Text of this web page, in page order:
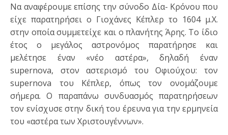
Να αναφέρουμε επίσης την σύνοδο Δία- Κρόνου που
είχε παρατηρήσει ο Γιοχάνες Κέπλερ το 1604 μ.Χ.
στην οποία συμμετείχε και ο πλανήτης Άρης. Το ίδιο
έτος ο μεγάλος αστρονόμος παρατήρησε και
μελέτησε έναν «νέο αστέρα», δηλαδή έναν
supernova, στον αστερισμό του Οφιούχου: τον
supernova του Κέπλερ, όπως τον ονομάζουμε
σήμερα. Ο παραπάνω συνδυασμός παρατηρήσεων
τον ενίσχυσε στην δική του έρευνα για την ερμηνεία
του «αστέρα των Χριστουγέννων».